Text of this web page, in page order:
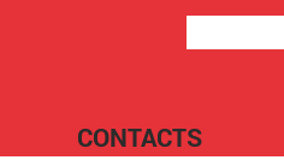
CONTACTS